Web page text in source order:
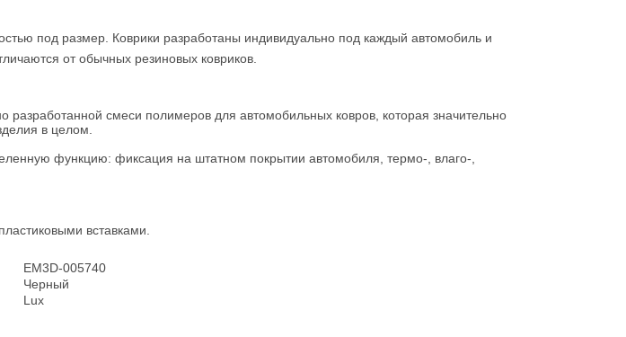
под размер. Коврики разработаны индивидуально под каждый автомобиль и
от обычных резиновых ковриков.
смеси полимеров для автомобильных ковров, которая значительно
в целом.
функцию: фиксация на штатном покрытии автомобиля, термо-, влаго-,
вставками.
EM3D-005740
Черный
Lux